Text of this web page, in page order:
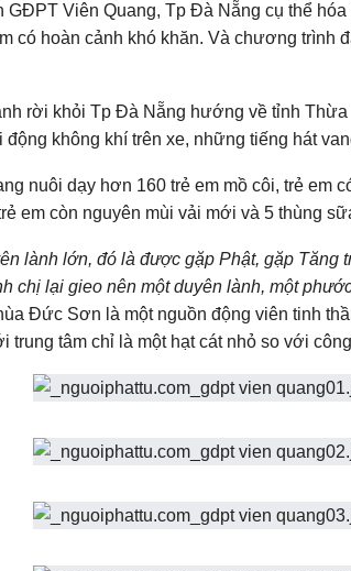
Viên Quang, Tp Đà Nẵng cụ thể
có hoàn cảnh khó khăn. Và chương trình
rời khỏi Tp Đà Nẵng hướng về tỉnh
động không khí trên xe, những tiếng hát
nuôi dạy hơn 160 trẻ em mồ côi, trẻ em
em còn nguyên mùi vải mới và 5 thùng
lành lớn, đó là được gặp Phật, gặp Tăng
chị lại gieo nên một duyên lành, một
Đức Sơn là một nguồn động viên tinh
trung tâm chỉ là một hạt cát nhỏ so với